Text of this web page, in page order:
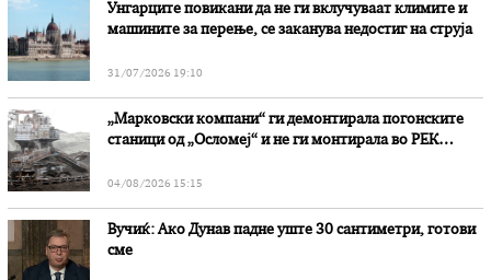
Унгарците повикани да не ги вклучуваат климите и
машините за перење, се заканува недостиг на струја
31/07/2026 19:10
„Марковски компани“ ги демонтирала погонските
станици од „Осломеј“ и не ги монтирала во РЕК
04/08/2026 15:15
Вучиќ: Ако Дунав падне уште 30 сантиметри, готови
сме